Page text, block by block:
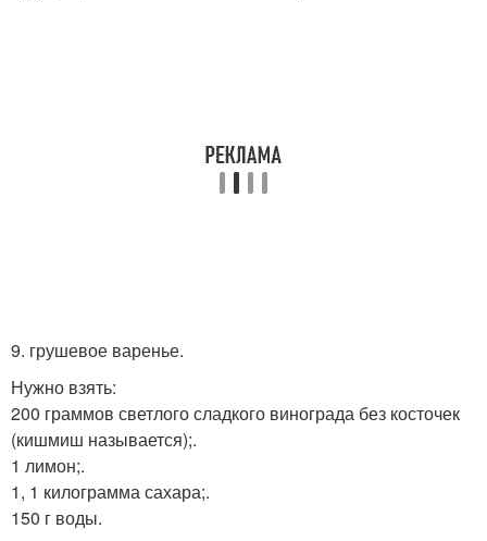
9. грушевое варенье.
Нужно взять:
200 граммов светлого сладкого винограда без косточек
(кишмиш называется);.
1 лимон;.
1, 1 килограмма сахара;.
150 г воды.